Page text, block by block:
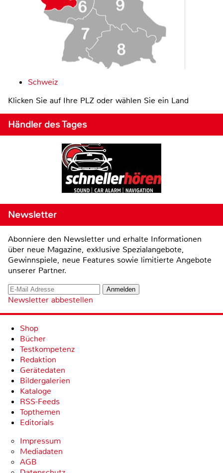
Schweiz
Klicken Sie auf Ihre PLZ oder wählen Sie ein Land
Händler des Tages
Newsletter
Abonniere den Newsletter und erhalte Informationen
über neue Magazine, exklusive Spezialangebote,
Gewinnspiele, neue Features sowie limitierte Angebote
unserer Partner.
Newsletter abbestellen
Shop
Bücher
Testkompetenz
Redaktion
Gerätedaten
Bildergalerien
Kataloge
RSS-Feeds
Topthemen
Editorials
Impressum
Mediadaten
AGB